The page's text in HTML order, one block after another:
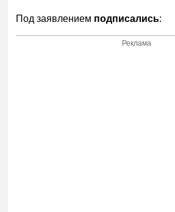
Под заявлением подписались:
Реклама